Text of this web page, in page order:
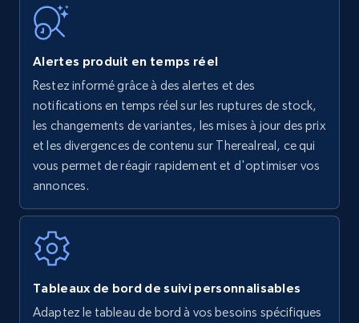
35.3K+
Amazon Reviews
URL, Product name, Product rating, Product
rating object, Product rating max, Rating,
Author name, Asin, and more.
Walmart - products
URL, Final price, Sku, Currency, Gtin,
Alertes produit en temps réel
Restez informé grâce à des alertes et des
notifications en temps réel sur les ruptures de stock,
les changements de variantes, les mises à jour des prix
et les divergences de contenu sur Therealreal, ce qui
vous permet de réagir rapidement et d'optimiser vos
annonces.
Tableaux de bord de suivi personnalisables
Adaptez le tableau de bord à vos besoins spécifiques